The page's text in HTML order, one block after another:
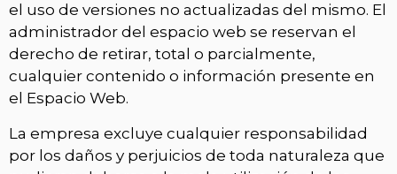
el uso de versiones no actualizadas del mismo. El
administrador del espacio web se reservan el
derecho de retirar, total o parcialmente,
cualquier contenido o información presente en
el Espacio Web.
La empresa excluye cualquier responsabilidad
por los daños y perjuicios de toda naturaleza que